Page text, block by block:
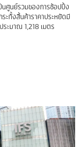
นศูนย์รวมของการช้อปปิ้ง
ะทั้งสิ้นค้าราคาประหยัดมี
ะมาณ 1,218 เมตร